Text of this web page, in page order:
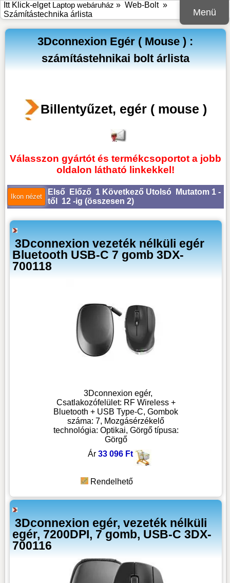
Menü
Itt Klick-elget Laptop webáruház » Web-Bolt»
Számítástechnika árlista
3Dconnexion Egér ( Mouse ) :
számítástehnikai bolt árlista
Billentyűzet, egér ( mouse )
Válasszon gyártót és termékcsoportot a jobb
oldalon látható linkekkel!
Első Előző 1 Következő Utolsó Mutatom 1 -
től 12 -ig (összesen 2)
3Dconnexion vezeték nélküli egér
Bluetooth USB-C 7 gomb 3DX-
700118
3Dconnexion egér,
Csatlakozófelület: RF Wireless +
Bluetooth + USB Type-C, Gombok
száma: 7, Mozgásérzékelő
technológia: Optikai, Görgő típusa:
Görgő
Ár 33 096 Ft
Rendelhető
3Dconnexion egér, vezeték nélküli
egér, 7200DPI, 7 gomb, USB-C 3DX-
700116